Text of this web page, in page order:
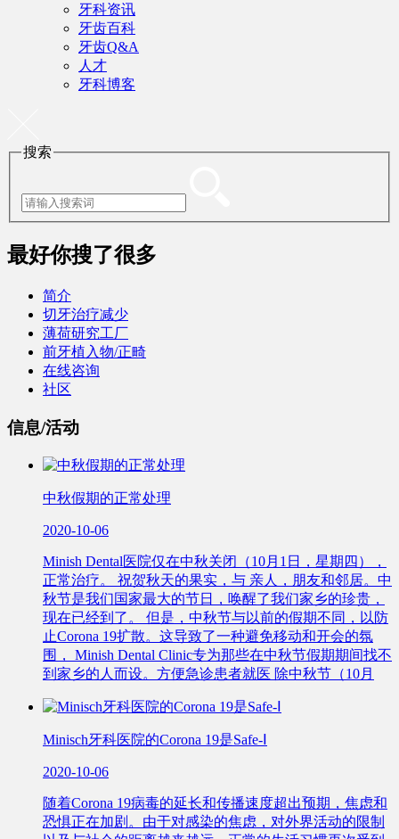
牙科资讯
牙齿百科
牙齿Q&A
人才
牙科博客
搜索
最好你搜了很多
简介
切牙治疗减少
薄荷研究工厂
前牙植入物/正畸
在线咨询
社区
信息/活动
中秋假期的正常处理
2020-10-06
Minish Dental医院仅在中秋关闭（10月1日，星期四），
正常治疗。 祝贺秋天的果实，与 亲人，朋友和邻居。中
秋节是我们国家最大的节日，唤醒了我们家乡的珍贵，
现在已经到了。 但是，中秋节与以前的假期不同，以防
止Corona 19扩散。这导致了一种避免移动和开会的氛
围， Minish Dental Clinic专为那些在中秋节假期期间找不
到家乡的人而设。方便急诊患者就医 除中秋节（10月
Minisch牙科医院的Corona 19是Safe-Ⅰ
2020-10-06
随着Corona 19病毒的延长和传播速度超出预期，焦虑和
恐惧正在加剧。由于对感染的焦虑，对外界活动的限制